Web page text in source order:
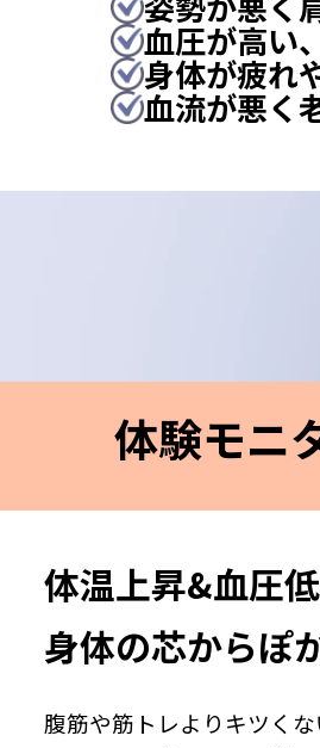
血圧が高い
身体が疲れ
血流が悪く
体験モニ
体温上昇&血圧低
身体の芯からぽ
腹筋や筋トレよりキツく